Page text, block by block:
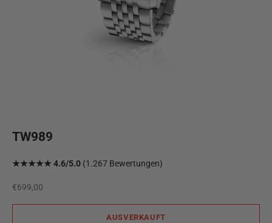
TW989
★★★★★ 4.6/5.0 (1.267 Bewertungen)
Angebot
€699,00
AUSVERKAUFT